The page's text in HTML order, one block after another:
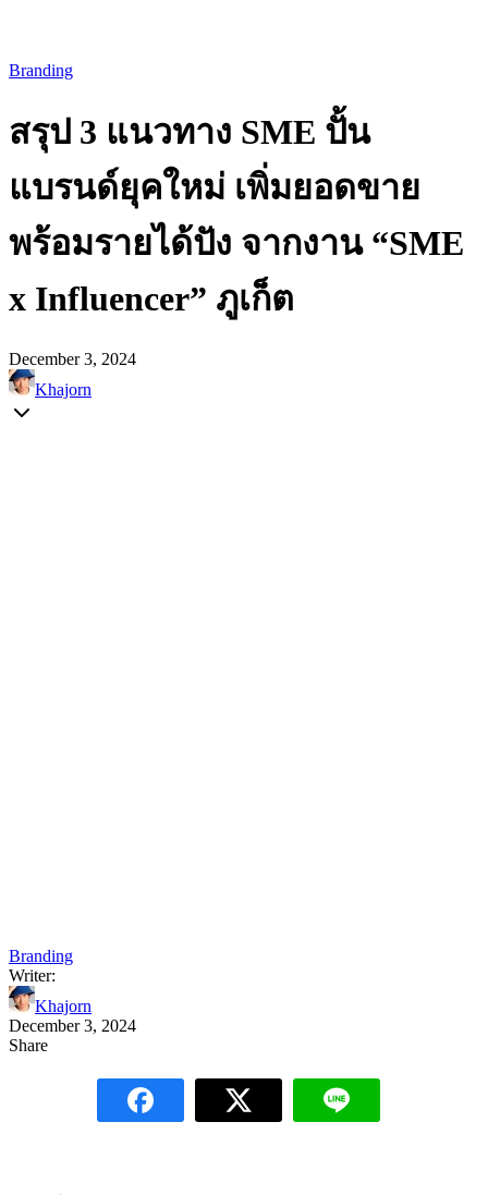
Branding
สรุป 3 แนวทาง SME ปั้น
แบรนด์ยุคใหม่ เพิ่มยอดขาย
พร้อมรายได้ปัง จากงาน “SME
x Influencer” ภูเก็ต
December 3, 2024
Khajorn
Branding
Writer:
Khajorn
December 3, 2024
Share